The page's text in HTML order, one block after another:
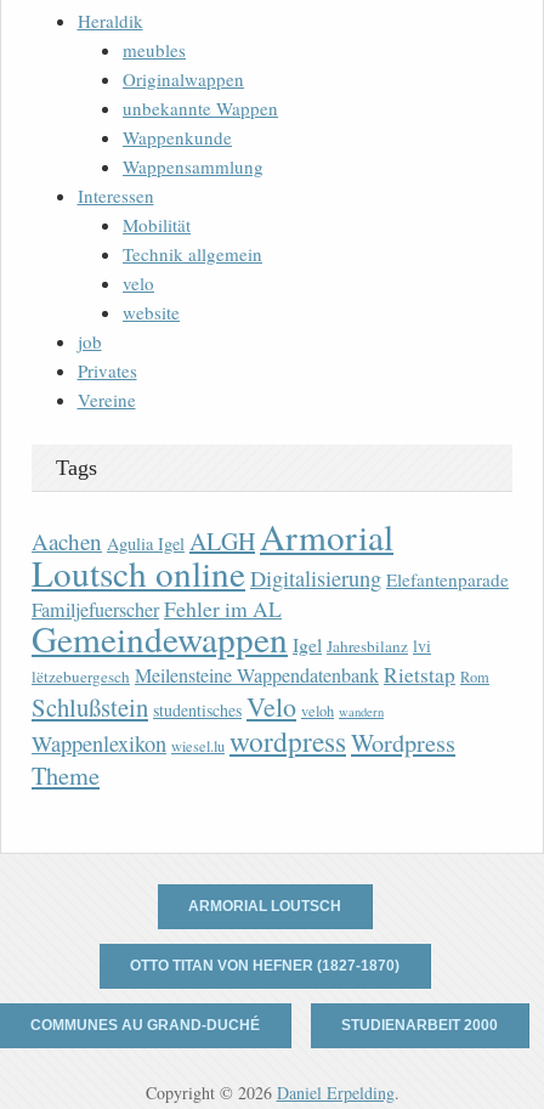
Heraldik
meubles
Originalwappen
unbekannte Wappen
Wappenkunde
Wappensammlung
Interessen
Mobilität
Technik allgemein
velo
website
job
Privates
Vereine
Tags
Aachen Agulia Igel ALGHArmorial
Loutsch onlineDigitalisierung Elefantenparade
FamiljefuerscherFehler im AL
Gemeindewappen Igel Jahresbilanz lvi
lëtzebuergesch Meilensteine WappendatenbankRietstap Rom
Schlußstein studentisches Velo veloh wandern
Wappenlexikon wiesel.lu wordpressWordpress
Theme
ARMORIAL LOUTSCH
OTTO TITAN VON HEFNER (1827-1870)
COMMUNES AU GRAND-DUCHÉ STUDIENARBEIT 2000
Copyright © 2026 Daniel Erpelding.